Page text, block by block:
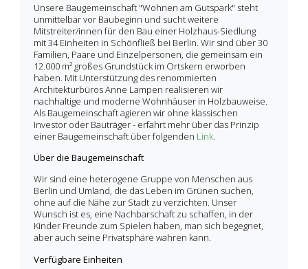
Unsere Baugemeinschaft "Wohnen am Gutspark" steht
unmittelbar vor Baubeginn und sucht weitere
Mitstreiter/innen für den Bau einer Holzhaus-Siedlung
mit 34 Einheiten in Schönfließ bei Berlin. Wir sind über 30
Familien, Paare und Einzelpersonen, die gemeinsam ein
12.000 m² großes Grundstück im Ortskern erworben
haben. Mit Unterstützung des renommierten
Architekturbüros Anne Lampen realisieren wir
nachhaltige und moderne Wohnhäuser in Holzbauweise.
Als Baugemeinschaft agieren wir ohne klassischen
Investor oder Bauträger - erfahrt mehr über das Prinzip
einer Baugemeinschaft über folgenden Link
Über die Baugemeinschaft
Wir sind eine heterogene Gruppe von Menschen aus
Berlin und Umland, die das Leben im Grünen suchen,
ohne auf die Nähe zur Stadt zu verzichten. Unser
Wunsch ist es, eine Nachbarschaft zu schaffen, in der
Kinder Freunde zum Spielen haben, man sich begegnet,
aber auch seine Privatsphäre wahren kann.
Verfügbare Einheiten